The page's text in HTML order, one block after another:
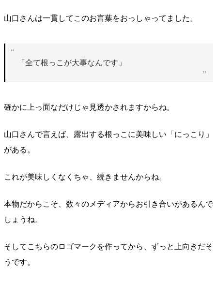
山口さんは一貫してこのお言葉をおっしゃってました。
「全て根っこが大事なんです」
確かに上っ面なだけじゃ見透かされますからね。
山口さんで言えば、露出する根っこに美味しい「にっこり」
がある。
これが美味しくなくちゃ、続きませんからね。
本物だからこそ、数々のメディアからお引き合いがあるんで
しょうね。
そしてこちらのロゴマークを作ってから、ずっと上向きだそ
うです。